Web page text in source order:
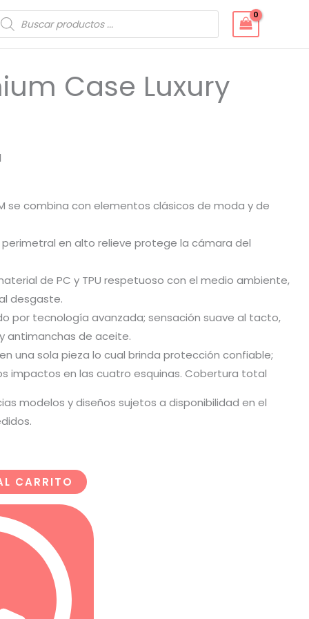
Case Luxury
se combina con elementos clásicos de moda y de
perimetral en alto relieve protege la cámara del
de PC y TPU respetuoso con el medio ambiente,
desgaste.
por tecnología avanzada; sensación suave al tacto,
antimanchas de aceite.
una sola pieza lo cual brinda protección confiable;
impactos en las cuatro esquinas. Cobertura total
modelos y diseños sujetos a disponibilidad en el
CARRITO